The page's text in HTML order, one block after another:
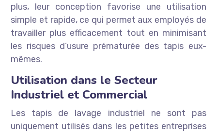
plus, leur conception favorise une utilisation
simple et rapide, ce qui permet aux employés de
travailler plus efficacement tout en minimisant
les risques d’usure prématurée des tapis eux-
mêmes.
Utilisation dans le Secteur
Industriel et Commercial
Les tapis de lavage industriel ne sont pas
uniquement utilisés dans les petites entreprises